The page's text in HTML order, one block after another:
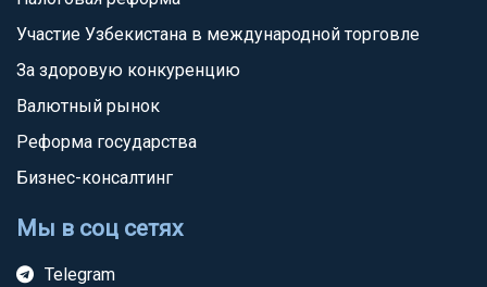
Участие Узбекистана в международной торговле
За здоровую конкуренцию
Валютный рынок
Реформа государства
Бизнес-консалтинг
Мы в соц сетях
Telegram